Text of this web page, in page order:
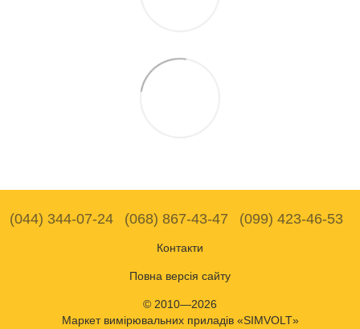
(044) 344-07-24 (068) 867-43-47 (099) 423-46-53
Контакти
Повна версія сайту
© 2010—2026
Маркет вимірювальних приладів «SIMVOLT»